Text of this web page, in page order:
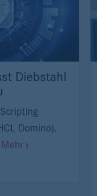
Diebstahl
Domino).
Mehr